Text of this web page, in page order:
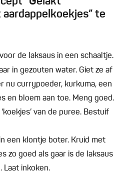
te
de laksaus in een schaaltje.
in gezouten water. Giet ze af
nu currypoeder, kurkuma, een
en bloem aan toe. Meng goed.
van de puree. Bestuif
een klontje boter. Kruid met
zo goed als gaar is de laksaus
Laat inkoken.